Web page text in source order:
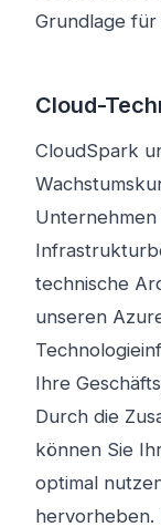
Grundlage
Cloud-
CloudSpark
technische
unseren
Ihre
Durch die
können Sie
optimal
hervorheben.